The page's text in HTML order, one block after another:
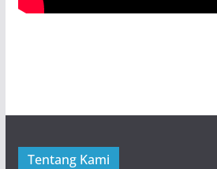
Tentang Kami